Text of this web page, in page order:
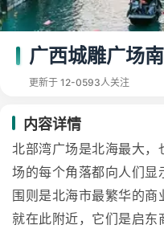
广西城雕广场
更新于 12-0593人关注
内容详情
北部湾广场是北海最大，
场的每个角落都向人们显
围则是北海市最繁华的
就在此附近，它们是启东